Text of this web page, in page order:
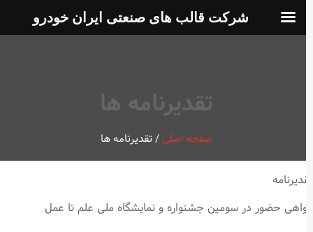
تقدیرنامه ها
صفحه اصلی/تقدیرنامه ها
حضور در سومین جشنواره و نمایشگاه ملی علم تا عمل
شرکت قالب های صنعتی ایران خودرو